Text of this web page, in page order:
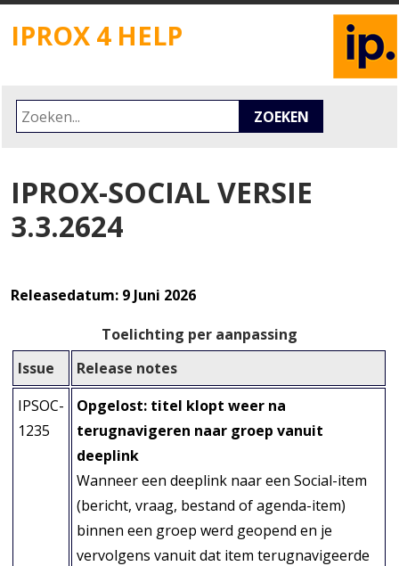
IPROX 4 HELP
IPROX-SOCIAL VERSIE
3.3.2624
Releasedatum: 9 Juni 2026
Toelichting per aanpassing
Issue
Release notes
IPSOC-
1235
Opgelost: titel klopt weer na
terugnavigeren naar groep vanuit
deeplink
Wanneer een deeplink naar een Social-item
(bericht, vraag, bestand of agenda-item)
binnen een groep werd geopend en je
vervolgens vanuit dat item terugnavigeerde
ZOEKFORMULIER
Zoekterm
ZOEKEN